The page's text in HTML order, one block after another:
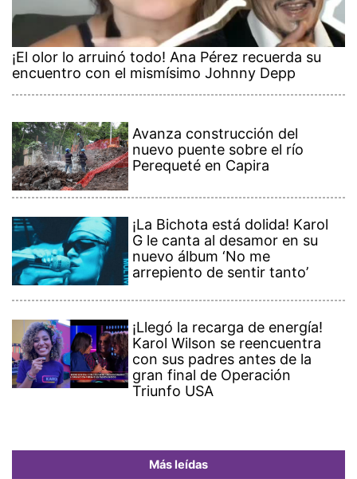
¡El olor lo arruinó todo! Ana Pérez recuerda su
encuentro con el mismísimo Johnny Depp
Avanza construcción del
nuevo puente sobre el río
Perequeté en Capira
¡La Bichota está dolida! Karol
G le canta al desamor en su
nuevo álbum ‘No me
arrepiento de sentir tanto’
¡Llegó la recarga de energía!
Karol Wilson se reencuentra
con sus padres antes de la
gran final de Operación
Triunfo USA
Más leídas